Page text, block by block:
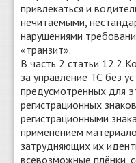
привлекаться и
нечитаемыми,
нарушениями
«транзит».
В часть 2 статьи 12.2
за управление ТС без
предусмотренных для
регистрационных
регистрационными
применением
затрудняющих их
всевозможные плёнки,